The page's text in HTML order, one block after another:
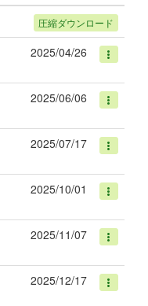
圧縮ダウンロード
2025/04/26
2025/06/06
2025/07/17
2025/10/01
2025/11/07
2025/12/17